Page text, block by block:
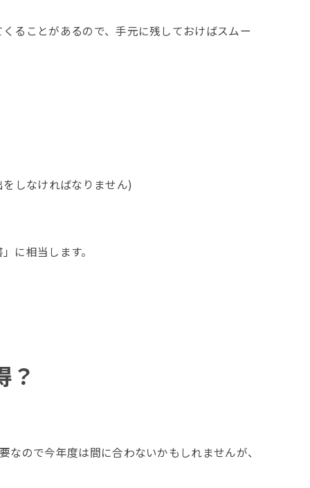
ることがあるので、手元に残しておけばスムー
しなければなりません)
に相当します。
？
ので今年度は間に合わないかもしれませんが、